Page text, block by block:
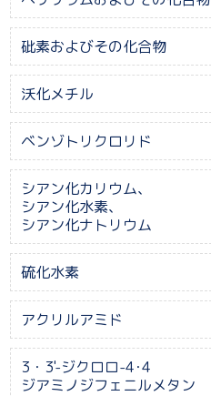
砒素およびその化合物
沃化メチル
ベンゾトリクロリド
シアン化カリウム、
シアン化水素、
シアン化ナトリウム
硫化水素
アクリルアミド
3・3'-ジクロロ-4･4
ジアミノジフェニルメタン